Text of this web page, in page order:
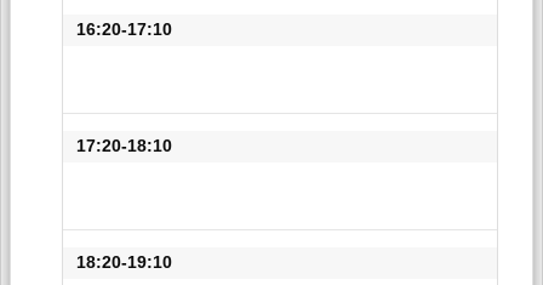
16:20-17:10
17:20-18:10
18:20-19:10